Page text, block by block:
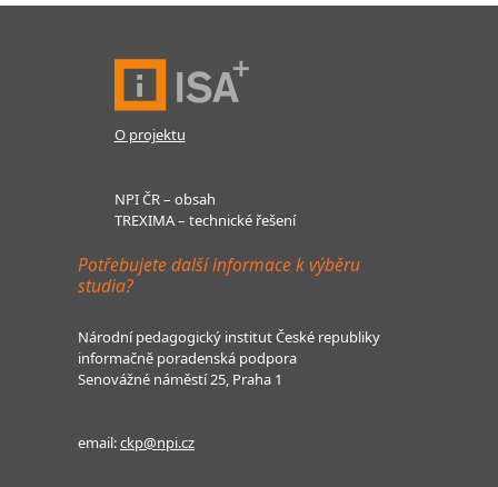
O projektu
NPI ČR – obsah
TREXIMA – technické řešení
Potřebujete další informace k výběru
studia?
Národní pedagogický institut České republiky
informačně poradenská podpora
Senovážné náměstí 25, Praha 1
email:ckp@npi.cz